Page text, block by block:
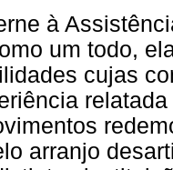
à
um todo,
cujas
arranjo